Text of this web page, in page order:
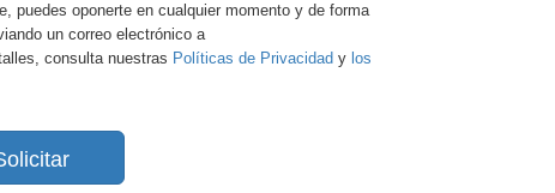
puedes oponerte en cualquier momento y de forma
un correo electrónico a
consulta nuestras Políticas de Privacidad y los